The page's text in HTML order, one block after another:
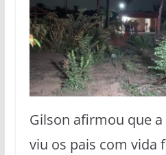
Gilson afirmou que
viu os pais com vida